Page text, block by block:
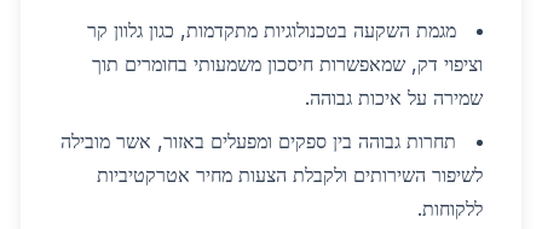
מגמת השקעה בטכנולוגיות מתקדמות, כגון גלוון קר
וציפוי דק, שמאפשרות חיסכון משמעותי בחומרים תוך
שמירה על איכות גבוהה.
תחרות גבוהה בין ספקים ומפעלים באזור, אשר מובילה
לשיפור השירותים ולקבלת הצעות מחיר אטרקטיביות
ללקוחות.